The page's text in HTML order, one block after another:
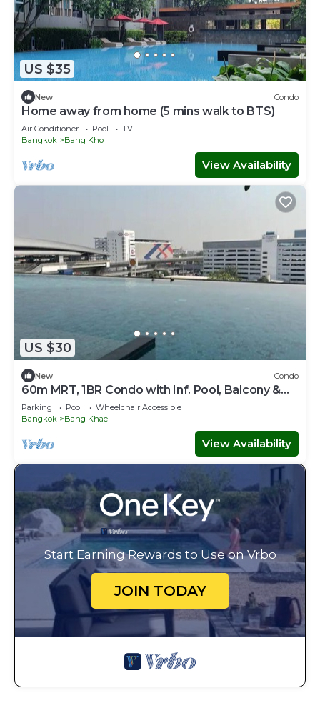
US $35
New Condo
Home away from home (5 mins walk to BTS)
Air Conditioner Pool
TV
Bangkok
Bang Kho
View Availability
US $30
New Condo
60m MRT, 1BR Condo with Inf. Pool, Balcony &
Gym
Parking Pool
Wheelchair Accessible
Bangkok
Bang Khae
View Availability
Start Earning Rewards to Use on Vrbo
JOIN TODAY